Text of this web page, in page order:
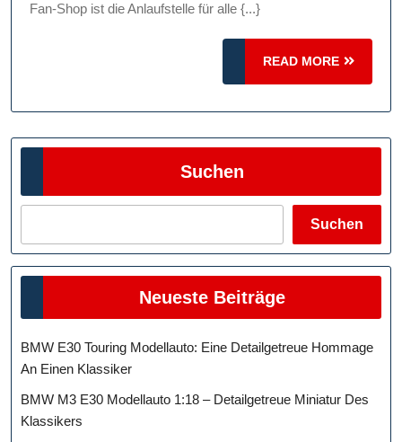
Die
Ausrüstung
Fan-Shop ist die Anlaufstelle für alle {...}
READ MORE
READ
MORE
Suchen
Suchen
Neueste Beiträge
BMW E30 Touring Modellauto: Eine Detailgetreue Hommage
An Einen Klassiker
BMW M3 E30 Modellauto 1:18 – Detailgetreue Miniatur Des
Klassikers